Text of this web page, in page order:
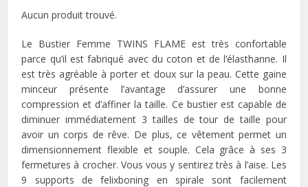
Aucun produit trouvé.
Le Bustier Femme TWINS FLAME est très confortable
parce qu’il est fabriqué avec du coton et de l’élasthanne. Il
est très agréable à porter et doux sur la peau. Cette gaine
minceur présente l’avantage d’assurer une bonne
compression et d’affiner la taille. Ce bustier est capable de
diminuer immédiatement 3 tailles de tour de taille pour
avoir un corps de rêve. De plus, ce vêtement permet un
dimensionnement flexible et souple. Cela grâce à ses 3
fermetures à crocher. Vous vous y sentirez très à l’aise. Les
9 supports de felixboning en spirale sont facilement